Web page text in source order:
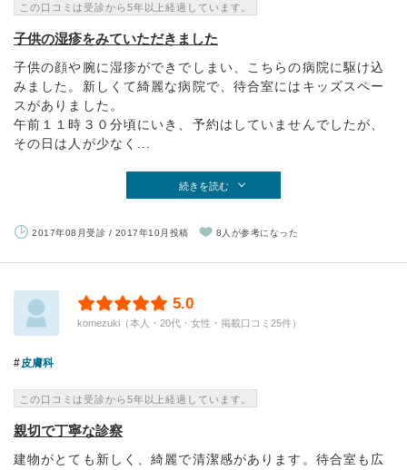
この口コミは受診から5年以上経過しています。
子供の湿疹をみていただきました
子供の顔や腕に湿疹ができでしまい、こちらの病院に駆け込
みました。新しくて綺麗な病院で、待合室にはキッズスペー
スがありました。
午前１１時３０分頃にいき、予約はしていませんでしたが、
その日は人が少なく...
続きを読む
2017年08月受診 / 2017年10月投稿 8人が参考になった
5.0
komezuki（本人・20代・女性・掲載口コミ25件）
皮膚科
この口コミは受診から5年以上経過しています。
親切で丁寧な診察
建物がとても新しく、綺麗で清潔感があります。待合室も広